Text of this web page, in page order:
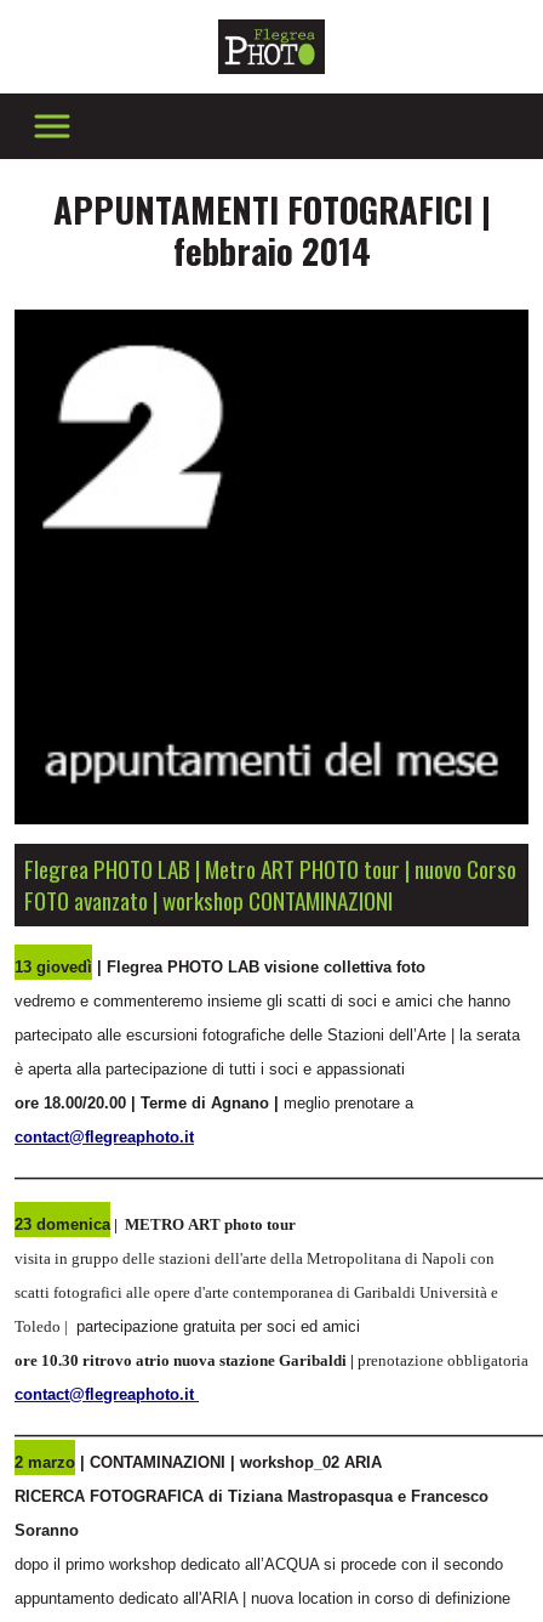
APPUNTAMENTI FOTOGRAFICI |
febbraio 2014
Flegrea PHOTO LAB | Metro ART PHOTO tour | nuovo Corso
FOTO avanzato | workshop CONTAMINAZIONI
13 giovedì | Flegrea PHOTO LAB visione collettiva foto
vedremo e commenteremo insieme gli scatti di soci e amici che hanno
partecipato alle escursioni fotografiche delle Stazioni dell’Arte | la serata
è aperta alla partecipazione di tutti i soci e appassionati
ore 18.00/20.00 | Terme di Agnano | meglio prenotare a
contact@flegreaphoto.it
23 domenica| METRO ART photo tour
visita in gruppo delle stazioni dell'arte della Metropolitana di Napoli con
scatti fotografici alle opere d'arte contemporanea di Garibaldi Università e
Toledo | partecipazione gratuita per soci ed amici
ore 10.30 ritrovo atrio nuova stazione Garibaldi | prenotazione obbligatoria
contact@flegreaphoto.it
2 marzo | CONTAMINAZIONI | workshop_02 ARIA
RICERCA FOTOGRAFICA di Tiziana Mastropasqua e Francesco
Soranno
dopo il primo workshop dedicato all’ACQUA si procede con il secondo
appuntamento dedicato all'ARIA | nuova location in corso di definizione